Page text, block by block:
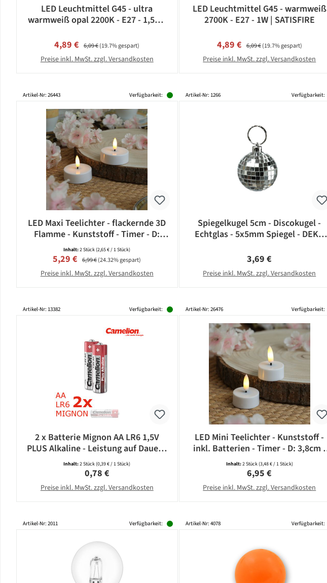
LED Leuchtmittel G45 - ultra
warmweiß opal 2200K - E27 - 1,5W |
Verkaufspreis:
4,89 € Regulärer Preis:
6,09 €(19.7% gespart)
Preise inkl. MwSt. zzgl. Versandkosten
LED Leuchtmittel G45 - warmweiß
2700K - E27 - 1W | SATISFIRE
Verkaufspreis:
4,89 € Regulärer Preis:
6,09 €(19.7% gespart)
Preise inkl. MwSt. zzgl. Versandkosten
Artikel-Nr: 26443 Verfügbarkeit:
LED Maxi Teelichter - flackernde 3D
Flamme - Kunststoff - Timer - D:
5,8cm - weiß - 2er Set
Inhalt:2 Stück(2,65 € / 1 Stück)
Verkaufspreis:
5,29 € Regulärer Preis:
6,99 €(24.32% gespart)
Preise inkl. MwSt. zzgl. Versandkosten
Artikel-Nr: 1266 Verfügbarkeit:
Spiegelkugel 5cm - Discokugel -
Echtglas - 5x5mm Spiegel - DEKO
Regulärer Preis:
3,69 €
Preise inkl. MwSt. zzgl. Versandkosten
Artikel-Nr: 13382 Verfügbarkeit:
2 x Batterie Mignon AA LR6 1,5V
PLUS Alkaline - Leistung auf Dauer -
CAMELION
Inhalt:2 Stück(0,39 € / 1 Stück)
Regulärer Preis:
0,78 €
Preise inkl. MwSt. zzgl. Versandkosten
Artikel-Nr: 26476 Verfügbarkeit:
LED Mini Teelichter - Kunststoff -
inkl. Batterien - Timer - D: 3,8cm -
weiß - 2 Stück
Inhalt:2 Stück(3,48 € / 1 Stück)
Regulärer Preis:
6,95 €
Preise inkl. MwSt. zzgl. Versandkosten
Artikel-Nr: 2011 Verfügbarkeit: Artikel-Nr: 4078 Verfügbarkeit: